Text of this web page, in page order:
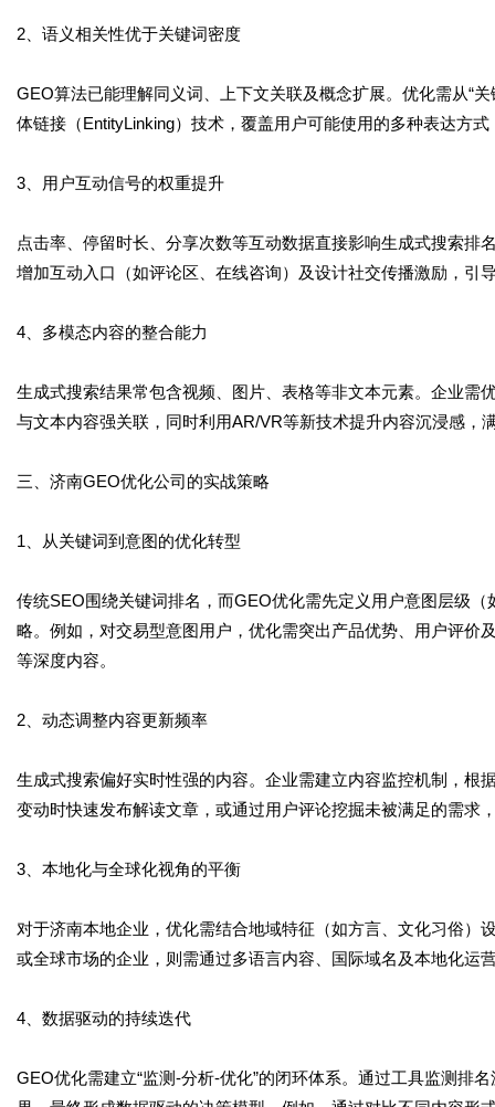
2、语义相关性优于关键词密度
GEO算法已能理解同义词、上下文关联及概念扩展。优化需从“
体链接（EntityLinking）技术，覆盖用户可能使用的多种表达方
3、用户互动信号的权重提升
点击率、停留时长、分享次数等互动数据直接影响生成式搜索
增加互动入口（如评论区、在线咨询）及设计社交传播激励，引
4、多模态内容的整合能力
生成式搜索结果常包含视频、图片、表格等非文本元素。企业需
与文本内容强关联，同时利用AR/VR等新技术提升内容沉浸感，
三、济南GEO优化公司的实战策略
1、从关键词到意图的优化转型
传统SEO围绕关键词排名，而GEO优化需先定义用户意图层级
略。例如，对交易型意图用户，优化需突出产品优势、用户评价
等深度内容。
2、动态调整内容更新频率
生成式搜索偏好实时性强的内容。企业需建立内容监控机制，根
变动时快速发布解读文章，或通过用户评论挖掘未被满足的需求
3、本地化与全球化视角的平衡
对于济南本地企业，优化需结合地域特征（如方言、文化习俗
或全球市场的企业，则需通过多语言内容、国际域名及本地化运
4、数据驱动的持续迭代
GEO优化需建立“监测-分析-优化”的闭环体系。通过工具监测排